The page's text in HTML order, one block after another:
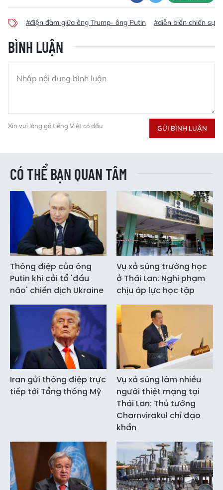
#điện đàm giữa ông Trump- ông Putin #diễn biến chiến sự
BÌNH LUẬN
Xin vui lòng gõ tiếng Việt có dấu GỬI BÌNH LUẬN
CÓ THỂ BẠN QUAN TÂM
Thông điệp của ông
Putin khi cải tổ 'đầu
não' chiến dịch Ukraine
Vụ xả súng trường học
ở Thái Lan: Nghi phạm
chịu áp lực học tập
Iran gửi thông điệp trực
tiếp tới Tổng thống Mỹ
Vụ xả súng làm nhiều
người thiệt mạng tại
Thái Lan: Thủ tướng
Charnvirakul chỉ đạo
khẩn